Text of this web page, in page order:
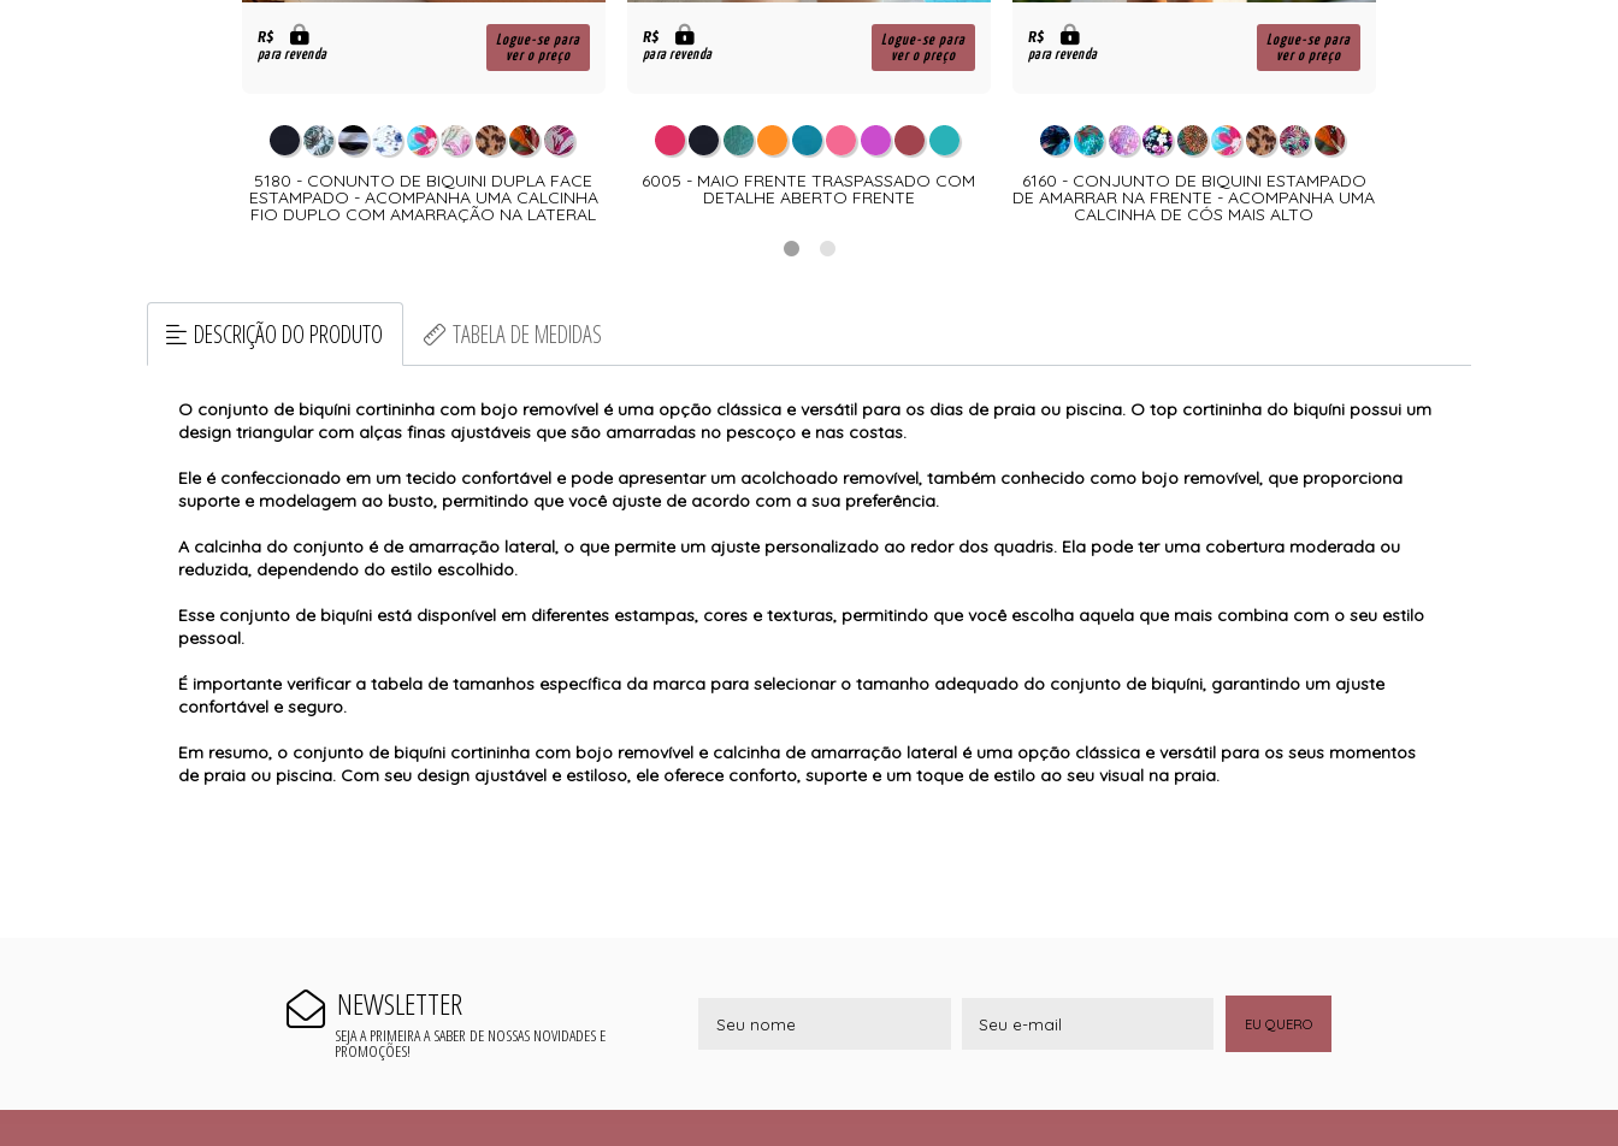
R$
para revenda
Logue-se para
ver o preço
5180 - CONUNTO DE BIQUINI DUPLA FACE
ESTAMPADO - ACOMPANHA UMA CALCINHA
FIO DUPLO COM AMARRAÇÃO NA LATERAL
R$
para revenda
Logue-se para
ver o preço
6005 - MAIO FRENTE TRASPASSADO COM
DETALHE ABERTO FRENTE
R$
para revenda
Logue-se para
ver o preço
6160 - CONJUNTO DE BIQUINI ESTAMPADO
DE AMARRAR NA FRENTE - ACOMPANHA UMA
CALCINHA DE CÓS MAIS ALTO
DESCRIÇÃO DO PRODUTO TABELA DE MEDIDAS
O conjunto de biquíni cortininha com bojo removível é uma opção clássica e versátil para os dias de praia ou piscina. O top cortininha do biquíni possui um
design triangular com alças finas ajustáveis que são amarradas no pescoço e nas costas.
Ele é confeccionado em um tecido confortável e pode apresentar um acolchoado removível, também conhecido como bojo removível, que proporciona
suporte e modelagem ao busto, permitindo que você ajuste de acordo com a sua preferência.
A calcinha do conjunto é de amarração lateral, o que permite um ajuste personalizado ao redor dos quadris. Ela pode ter uma cobertura moderada ou
reduzida, dependendo do estilo escolhido.
Esse conjunto de biquíni está disponível em diferentes estampas, cores e texturas, permitindo que você escolha aquela que mais combina com o seu estilo
pessoal.
É importante verificar a tabela de tamanhos específica da marca para selecionar o tamanho adequado do conjunto de biquíni, garantindo um ajuste
confortável e seguro.
Em resumo, o conjunto de biquíni cortininha com bojo removível e calcinha de amarração lateral é uma opção clássica e versátil para os seus momentos
de praia ou piscina. Com seu design ajustável e estiloso, ele oferece conforto, suporte e um toque de estilo ao seu visual na praia.
NEWSLETTER
SEJA A PRIMEIRA A SABER DE NOSSAS NOVIDADES E
PROMOÇÕES!
EU QUERO